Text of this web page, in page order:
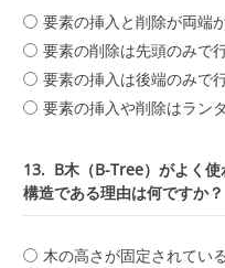
要素の挿入と削除が両端
要素の削除は先頭のみで行
要素の挿入は後端のみで行
要素の挿入や削除はラン
13. B木（B-Tree）がよく
構造である理由は何ですか？
木の高さが固定されてい